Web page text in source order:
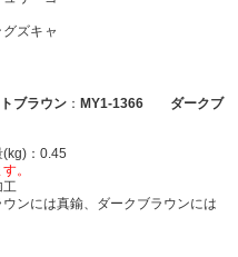
ズキャ
ブラウン： MY1-1366 ダークブ
：0.45
。
ンには真鍮、ダークブラウンには